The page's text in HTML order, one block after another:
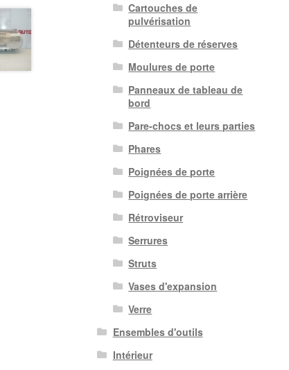
Cartouches de
pulvérisation
Détenteurs de réserves
Moulures de porte
Panneaux de tableau de
bord
Pare-chocs et leurs parties
Phares
Poignées de porte
Poignées de porte arrière
Rétroviseur
Serrures
Struts
Vases d'expansion
Verre
Ensembles d'outils
Intérieur